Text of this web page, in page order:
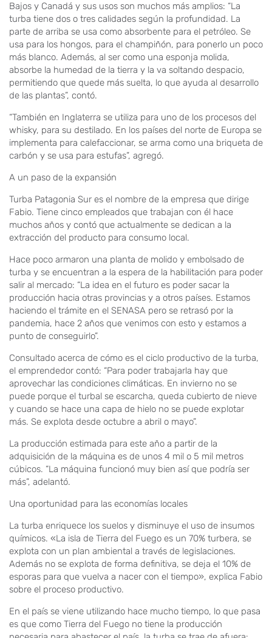
Bajos y Canadá y sus usos son muchos más amplios: “La
turba tiene dos o tres calidades según la profundidad. La
parte de arriba se usa como absorbente para el petróleo. Se
usa para los hongos, para el champiñón, para ponerlo un poco
más blanco. Además, al ser como una esponja molida,
absorbe la humedad de la tierra y la va soltando despacio,
permitiendo que quede más suelta, lo que ayuda al desarrollo
de las plantas”, contó.
“También en Inglaterra se utiliza para uno de los procesos del
whisky, para su destilado. En los países del norte de Europa se
implementa para calefaccionar, se arma como una briqueta de
carbón y se usa para estufas”, agregó.
A un paso de la expansión
Turba Patagonia Sur es el nombre de la empresa que dirige
Fabio. Tiene cinco empleados que trabajan con él hace
muchos años y contó que actualmente se dedican a la
extracción del producto para consumo local.
Hace poco armaron una planta de molido y embolsado de
turba y se encuentran a la espera de la habilitación para poder
salir al mercado: “La idea en el futuro es poder sacar la
producción hacia otras provincias y a otros países. Estamos
haciendo el trámite en el SENASA pero se retrasó por la
pandemia, hace 2 años que venimos con esto y estamos a
punto de conseguirlo”.
Consultado acerca de cómo es el ciclo productivo de la turba,
el emprendedor contó: “Para poder trabajarla hay que
aprovechar las condiciones climáticas. En invierno no se
puede porque el turbal se escarcha, queda cubierto de nieve
y cuando se hace una capa de hielo no se puede explotar
más. Se explota desde octubre a abril o mayo”.
La producción estimada para este año a partir de la
adquisición de la máquina es de unos 4 mil o 5 mil metros
cúbicos. “La máquina funcionó muy bien así que podría ser
más”, adelantó.
Una oportunidad para las economías locales
La turba enriquece los suelos y disminuye el uso de insumos
químicos. «La isla de Tierra del Fuego es un 70% turbera, se
explota con un plan ambiental a través de legislaciones.
Además no se explota de forma definitiva, se deja el 10% de
esporas para que vuelva a nacer con el tiempo», explica Fabio
sobre el proceso productivo.
En el país se viene utilizando hace mucho tiempo, lo que pasa
es que como Tierra del Fuego no tiene la producción